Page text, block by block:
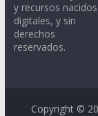
y recursos nacidos
digitales, y sin
derechos
reservados.
Copyright ©